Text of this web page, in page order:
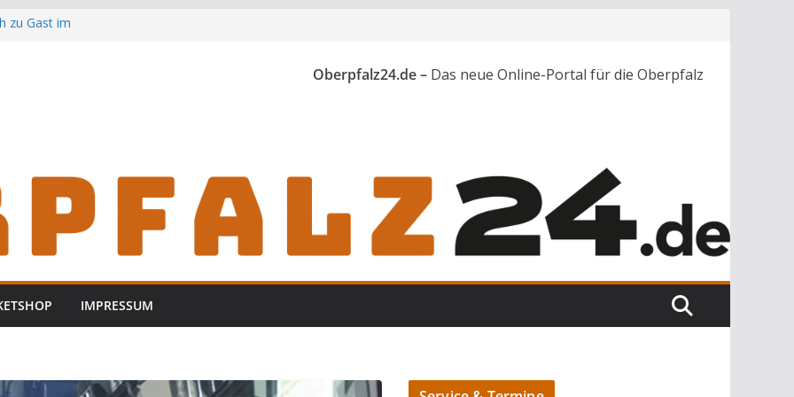
zu Gast im
Oberpfalz24.de – Das neue Online-Portal für die Oberpfalz
IMPRESSUM